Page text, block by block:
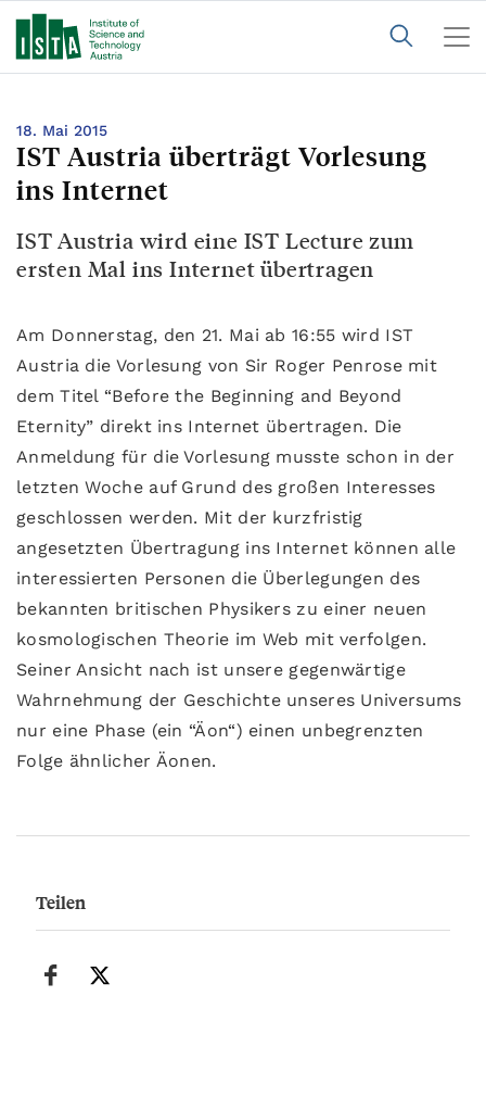
18. Mai 2015
IST Austria überträgt Vorlesung
ins Internet
IST Austria wird eine IST Lecture zum
ersten Mal ins Internet übertragen
Am Donnerstag, den 21. Mai ab 16:55 wird IST
Austria die Vorlesung von Sir Roger Penrose mit
dem Titel “Before the Beginning and Beyond
Eternity” direkt ins Internet übertragen. Die
Anmeldung für die Vorlesung musste schon in der
letzten Woche auf Grund des großen Interesses
geschlossen werden. Mit der kurzfristig
angesetzten Übertragung ins Internet können alle
interessierten Personen die Überlegungen des
bekannten britischen Physikers zu einer neuen
kosmologischen Theorie im Web mit verfolgen.
Seiner Ansicht nach ist unsere gegenwärtige
Wahrnehmung der Geschichte unseres Universums
nur eine Phase (ein “Äon“) einen unbegrenzten
Folge ähnlicher Äonen.
Teilen